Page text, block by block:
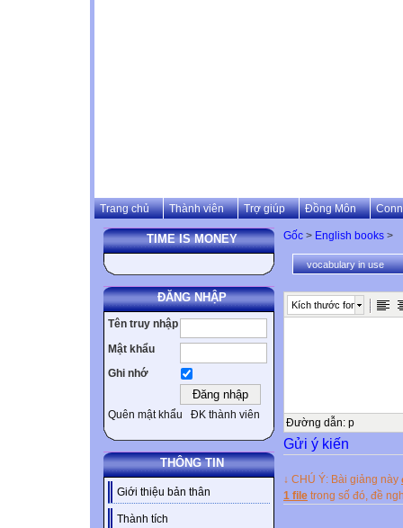
Trang chủ Thành viên Trợ giúp Đồng Môn
TIME IS MONEY
ĐĂNG NHẬP
Tên truy nhập
Mật khẩu
Ghi nhớ
Quên mật khẩu ĐK thành viên
THÔNG TIN
Giới thiệu bản thân
Thành tích
Gốc > English books >
vocabulary in use
Kích thước font
Đường dẫn: p
Gửi ý kiến
↓ CHÚ Ý: Bài giảng này
1 file trong số đó, đề